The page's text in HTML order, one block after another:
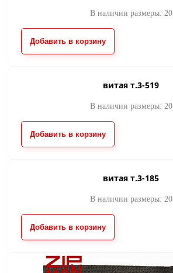
металл т.2 CORN-
шлифованный-917
от
В наличии размеры: 20
Добавить в корзину
витая т.3-519
В наличии размеры: 20
Добавить в корзину
витая т.3-185
В наличии размеры: 20
Добавить в корзину